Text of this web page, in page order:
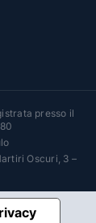
presso il
Oscuri, 3 –